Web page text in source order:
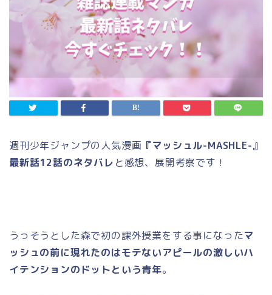
週刊少年ジャンプの人気漫画 『マッシュル-MASHLE-』
最新話12話のネタバレと感想、展開考察です！
うっそうとした森で初の課外授業をする事になったマ
ッシュの前に現れたのはモテないアピールの激しいハ
イテンションのドットという青年。